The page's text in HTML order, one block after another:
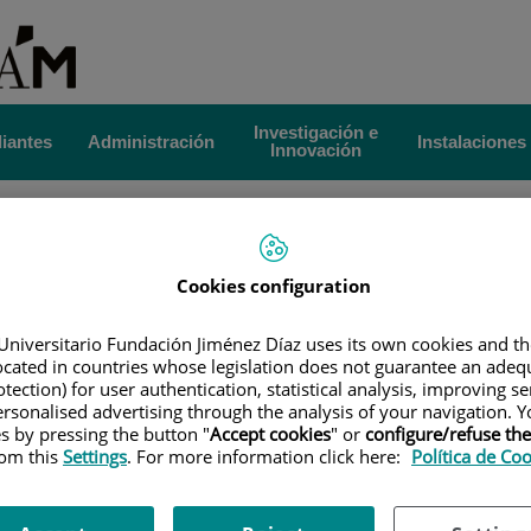
Administración
Investigación e
Innovación
Instalaciones
REANIMACIÓN Y TRATAMIENTO DEL DOLOR
Directores
Cookies configuration
Fundación Jiménez Díaz uses its own cookies and
in countries whose legislation does not guarantee an
for user authentication, statistical analysis, improving
advertising through the analysis of your navigation.
by pressing the button "Accept cookies" or configure/refuse
thisSettings. For more information click here: Política de